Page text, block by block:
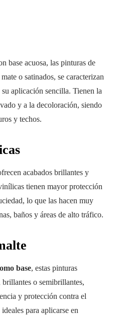
base acuosa, las pinturas de
o satinados, se caracterizan
aplicación sencilla. Tienen la
y a la decoloración, siendo
y techos.
acabados brillantes y
tienen mayor protección
lo que las hacen muy
baños y áreas de alto tráfico.
base, estas pinturas
brillantes o semibrillantes,
y protección contra el
para aplicarse en